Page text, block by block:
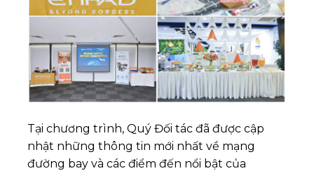
Tại chương trình, Quý Đối tác đã được cập
nhật những thông tin mới nhất về mạng
đường bay và các điểm đến nổi bật của